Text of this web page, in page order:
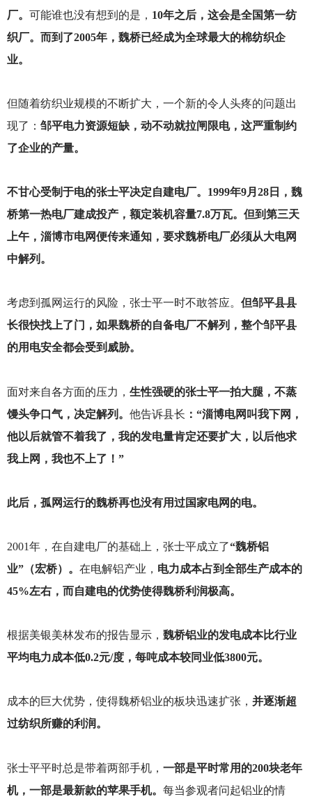
厂。 可能谁也没有想到的是， 10年之后，这会是全国第一纺
织厂。而到了2005年，魏桥已经成为全球最大的棉纺织企
业。
但随着纺织业规模的不断扩大，一个新的令人头疼的问题出
现了： 邹平电力资源短缺，动不动就拉闸限电，这严重制约
了企业的产量。
不甘心受制于电的张士平决定自建电厂。1999年9月28日，魏
桥第一热电厂建成投产，额定装机容量7.8万瓦。但到第三天
上午，淄博市电网便传来通知，要求魏桥电厂必须从大电网
中解列。
考虑到孤网运行的风险，张士平一时不敢答应。 但邹平县县
长很快找上了门，如果魏桥的自备电厂不解列，整个邹平县
的用电安全都会受到威胁。
面对来自各方面的压力， 生性强硬的张士平一拍大腿，不蒸
馒头争口气，决定解列。 他告诉县长 ：“淄博电网叫我下网，
他以后就管不着我了，我的发电量肯定还要扩大，以后他求
我上网，我也不上了！”
此后，孤网运行的魏桥再也没有用过国家电网的电。
2001年，在自建电厂的基础上，张士平成立了“魏桥铝
业”（宏桥）。 在电解铝产业， 电力成本占到全部生产成本的
45%左右，而自建电的优势使得魏桥利润极高。
根据美银美林发布的报告显示， 魏桥铝业的发电成本比行业
平均电力成本低0.2元/度，每吨成本较同业低3800元。
成本的巨大优势，使得魏桥铝业的板块迅速扩张， 并逐渐超
过纺织所赚的利润。
张士平平时总是带着两部手机， 一部是平时常用的200块老年
机，一部是最新款的苹果手机。 每当参观者问起铝业的情